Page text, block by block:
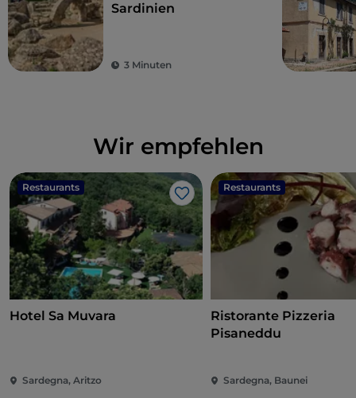
Sardinien
3 Minuten
Wir empfehlen
Restaurants
Like
Hotel Sa Muvara
Sardegna, Aritzo
Restaurants
Ristorante Pizzeria
Pisaneddu
Sardegna, Baunei